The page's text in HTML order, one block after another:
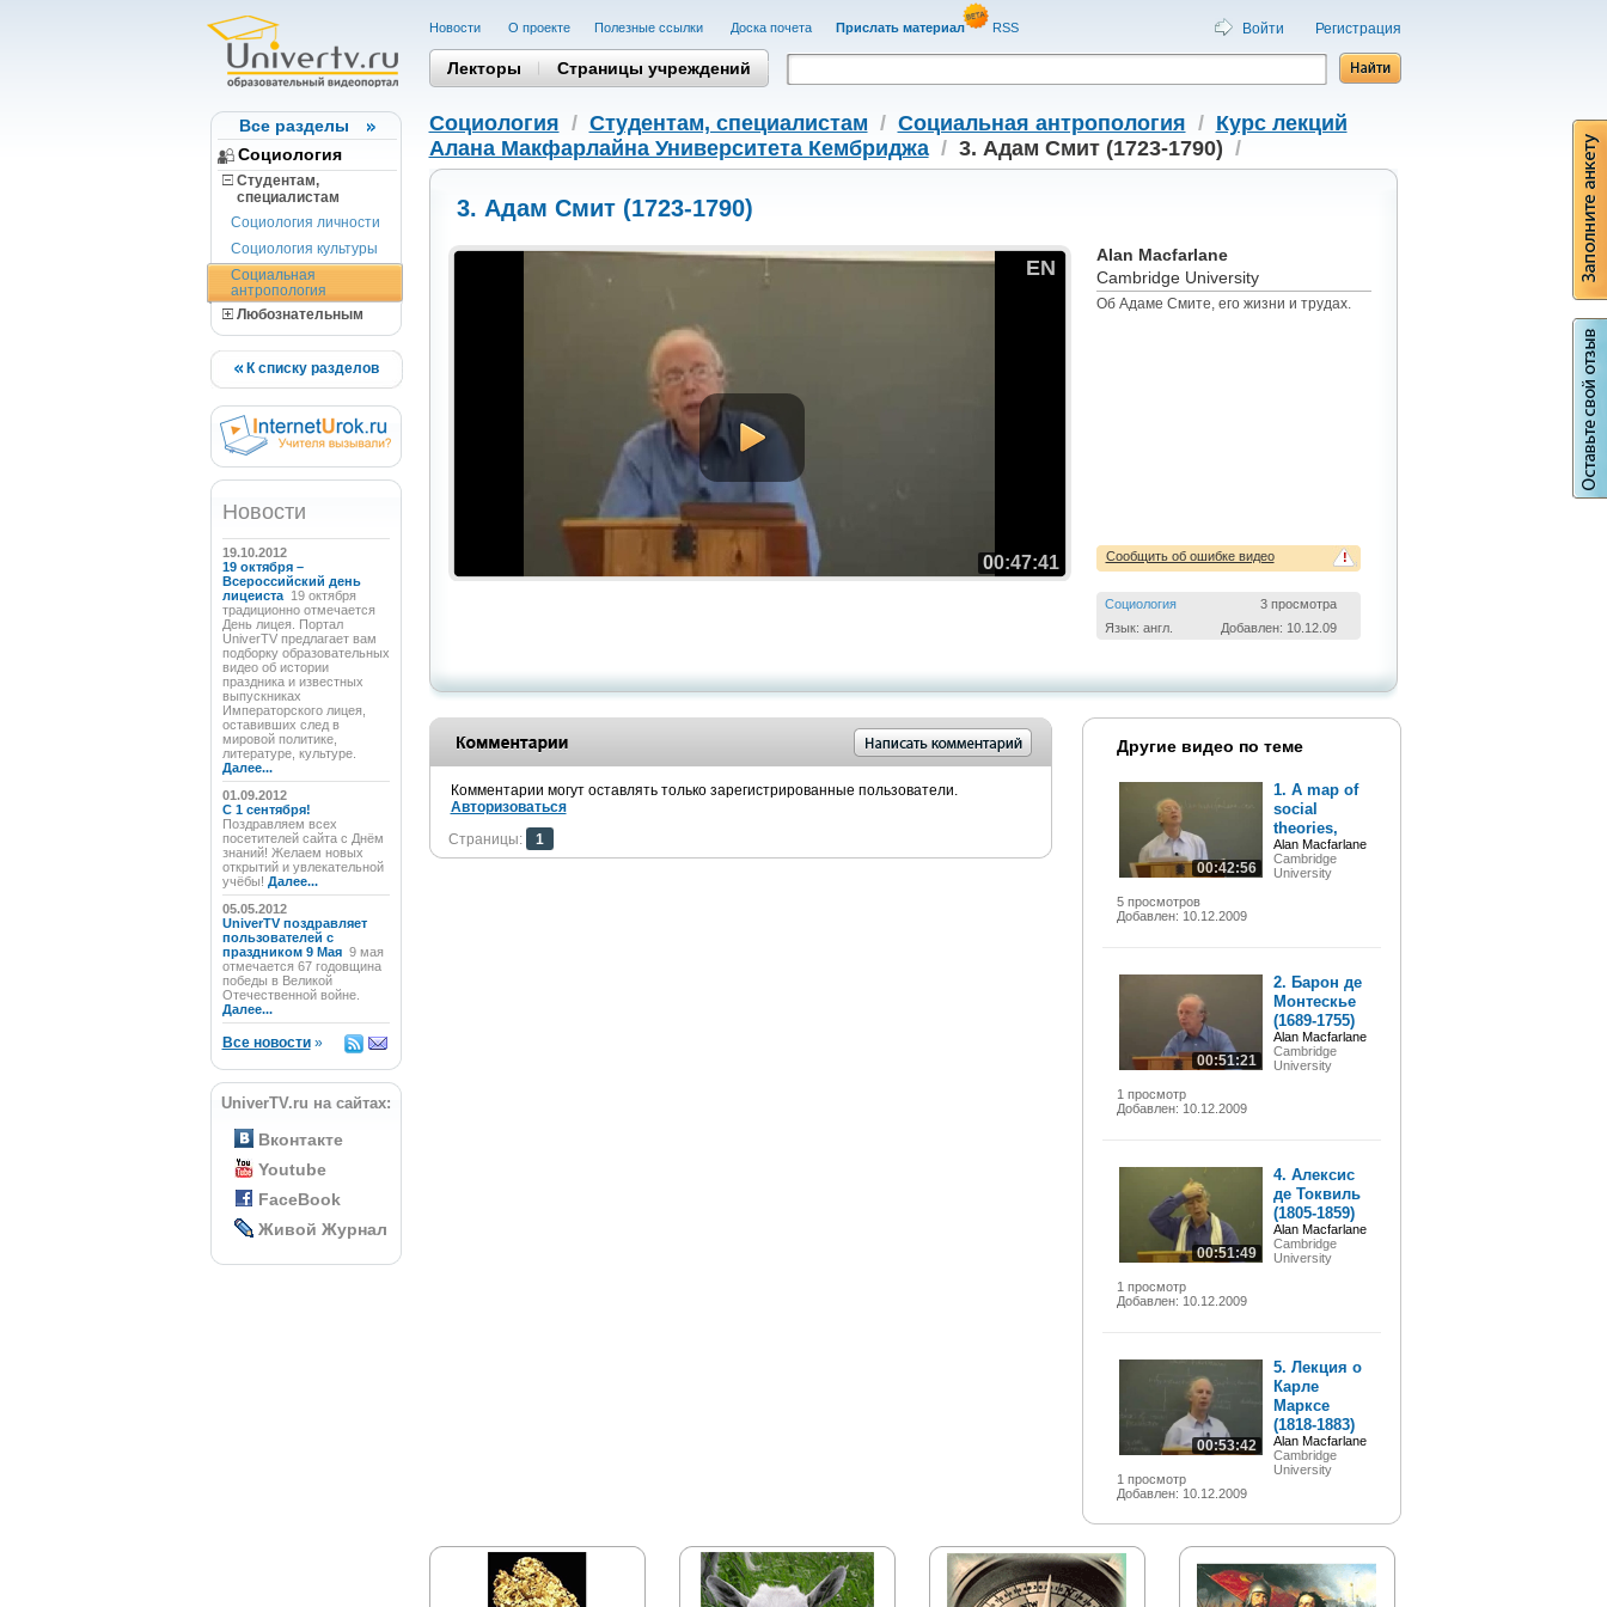
Все разделы
Социология
Студентам,
cпециалистам
Социология личности
Социология культуры
Социальная
антропология
Любознательным
К списку разделов
Новости
19.10.2012
19 октября –
Всероссийский день
лицеиста 19 октября
традиционно отмечается
День лицея. Портал
UniverTV предлагает вам
подборку образовательных
видео об истории
праздника и известных
выпускниках
Императорского лицея,
оставивших след в
мировой политике,
литературе, культуре.
Далее...
01.09.2012
C 1 сентября!
Поздравляем всех
посетителей сайта с Днём
знаний! Желаем новых
открытий и увлекательной
учёбы! Далее...
05.05.2012
UniverTV поздравляет
пользователей с
праздником 9 Мая 9 мая
отмечается 67 годовщина
победы в Великой
Отечественной войне.
Далее...
Все новости»
UniverTV.ru на сайтах:
Вконтакте
Youtube
FaceBook
Живой Журнал
Новости О проекте Полезные cсылки Доска почета Прислать материал RSS Войти Регистрация
Лекторы Страницы учреждений
Социология / Студентам, cпециалистам / Социальная антропология / Курс лекций
Алана Макфарлайна Университета Кембриджа/ 3. Адам Смит (1723-1790) /
3. Адам Смит (1723-1790)
EN
00:47:41
Alan Macfarlane
Cambridge University
Об Адаме Смите, его жизни и трудах.
!
Сообщить об ошибке видео
Социология
3 просмотра
Язык: англ.
Добавлен: 10.12.09
Комментарии могут оставлять только зарегистрированные пользователи.
Авторизоваться
Страницы:
1
Другие видео по теме
00:42:56
5 просмотров
Добавлен: 10.12.2009
1. A map of
social
theories,
Alan Macfarlane
Cambridge
University
00:51:21
1 просмотр
Добавлен: 10.12.2009
2. Барон де
Монтескье
(1689-1755)
Alan Macfarlane
Cambridge
University
00:51:49
1 просмотр
Добавлен: 10.12.2009
4. Алексис
де Токвиль
(1805-1859)
Alan Macfarlane
Cambridge
University
00:53:42
1 просмотр
Добавлен: 10.12.2009
5. Лекция о
Карле
Марксе
(1818-1883)
Alan Macfarlane
Cambridge
University